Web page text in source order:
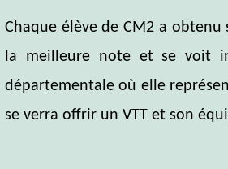
Chaque élève de CM2 a obtenu
la meilleure note et se voit
départementale où elle
se verra offrir un VTT et son